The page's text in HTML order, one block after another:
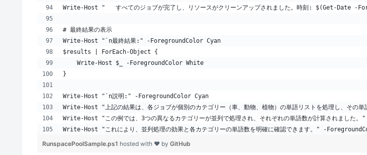
Write-Host "   すべてのジョブが完了し、リソースがクリーンアップされました。時刻: $(Get-Date
# 最終結果の表示
Write-Host "`n最終結果:" -ForegroundColor Cyan
$results | ForEach-Object {
    Write-Host $_ -ForegroundColor White
}
Write-Host "`n説明:" -ForegroundColor Cyan
Write-Host "上記の結果は、各ジョブが個別のカテゴリー（車、動物、植物）の単語リストを処理し、そ
Write-Host "この例では、3つの異なるカテゴリーが並列で処理され、それぞれの単語数が計算されました
Write-Host "これにより、並列処理の効果と各カテゴリーの単語数を明確に確認できます。" -
RunspacePoolSample.ps1 hosted with ❤ by GitHub